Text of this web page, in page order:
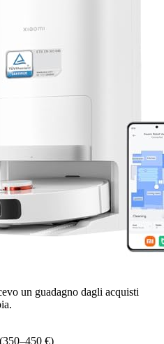
un guadagno dagli acquisti
€)